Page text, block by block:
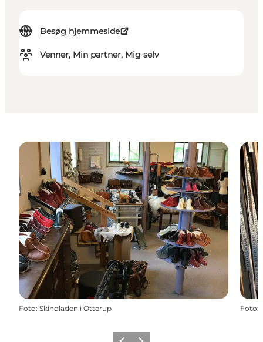
Besøg hjemmeside
Venner, Min partner, Mig selv
Foto: Skindladen i Otterup Foto: